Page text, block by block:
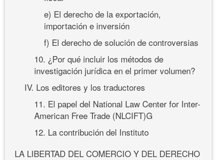
e) El derecho de la exportación,
importación e inversión
f) El derecho de solución de controversias
10. ¿Por qué incluir los métodos de
investigación jurídica en el primer volumen?
IV. Los editores y los traductores
11. El papel del National Law Center for Inter-
American Free Trade (NLCIFT)G
12. La contribución del Instituto
LA LIBERTAD DEL COMERCIO Y DEL DERECHO